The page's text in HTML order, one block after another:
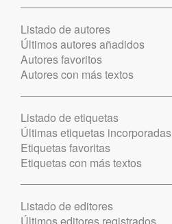
Listado de autores
Últimos autores añadidos
Autores favoritos
Autores con más textos
Listado de etiquetas
Últimas etiquetas incorporadas
Etiquetas favoritas
Etiquetas con más textos
Listado de editores